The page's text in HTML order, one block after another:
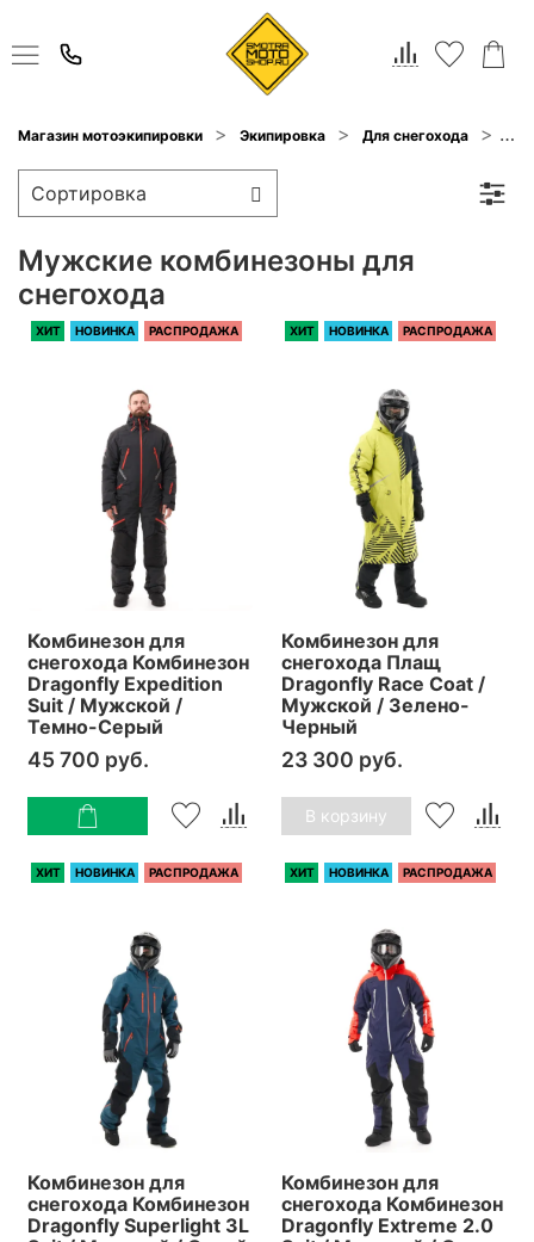
Магазин мотоэкипировки Экипировка Для снегохода
Мужские комбинезоны для
снегохода
ХИТ НОВИНКА РАСПРОДАЖА
Комбинезон для
снегохода Комбинезон
Dragonfly Expedition
Suit / Мужской /
Темно-Серый
45 700 руб.
ХИТ НОВИНКА РАСПРОДАЖА
Комбинезон для
снегохода Плащ
Dragonfly Race Coat /
Мужской / Зелено-
Черный
23 300 руб.
В корзину
ХИТ НОВИНКА РАСПРОДАЖА
Комбинезон для
снегохода Комбинезон
Dragonfly Superlight 3L
ХИТ НОВИНКА РАСПРОДАЖА
Комбинезон для
снегохода Комбинезон
Dragonfly Extreme 2.0